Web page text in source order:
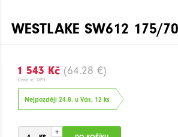
WESTLAKE SW612 175/
1 543 Kč (64.28 €)
Cena vč. DPH
Nejpozději 24.8. u Vás, 12 ks
+